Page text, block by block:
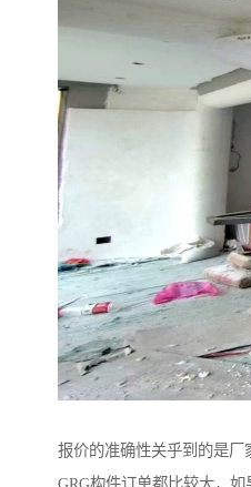
报价的准确性关乎到的是